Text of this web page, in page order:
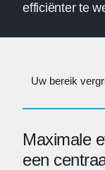
efficiënter te
Uw bereik
Maximale
een